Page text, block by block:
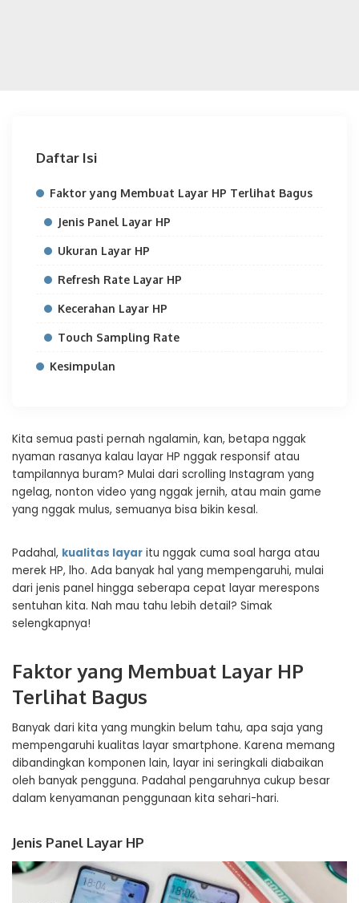
Daftar Isi
Faktor yang Membuat Layar HP Terlihat Bagus
Jenis Panel Layar HP
Ukuran Layar HP
Refresh Rate Layar HP
Kecerahan Layar HP
Touch Sampling Rate
Kesimpulan
Kita semua pasti pernah ngalamin, kan, betapa nggak
nyaman rasanya kalau layar HP nggak responsif atau
tampilannya buram? Mulai dari scrolling Instagram yang
ngelag, nonton video yang nggak jernih, atau main game
yang nggak mulus, semuanya bisa bikin kesal.
Padahal, kualitas layar itu nggak cuma soal harga atau
merek HP, lho. Ada banyak hal yang mempengaruhi, mulai
dari jenis panel hingga seberapa cepat layar merespons
sentuhan kita. Nah mau tahu lebih detail? Simak
selengkapnya!
Faktor yang Membuat Layar HP
Terlihat Bagus
Banyak dari kita yang mungkin belum tahu, apa saja yang
mempengaruhi kualitas layar smartphone. Karena memang
dibandingkan komponen lain, layar ini seringkali diabaikan
oleh banyak pengguna. Padahal pengaruhnya cukup besar
dalam kenyamanan penggunaan kita sehari-hari.
Jenis Panel Layar HP